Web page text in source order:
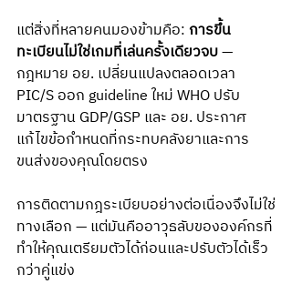
แต่สิ่งที่หลายคนมองข้ามคือ: การขึ้น
ทะเบียนไม่ใช่เกมที่เล่นครั้งเดียวจบ —
กฎหมาย อย. เปลี่ยนแปลงตลอดเวลา
PIC/S ออก guideline ใหม่ WHO ปรับ
มาตรฐาน GDP/GSP และ อย. ประกาศ
แก้ไขข้อกำหนดที่กระทบคลังยาและการ
ขนส่งของคุณโดยตรง
การติดตามกฎระเบียบอย่างต่อเนื่องจึงไม่ใช่
ทางเลือก — แต่มันคืออาวุธลับขององค์กรที่
ทำให้คุณเตรียมตัวได้ก่อนและปรับตัวได้เร็ว
กว่าคู่แข่ง